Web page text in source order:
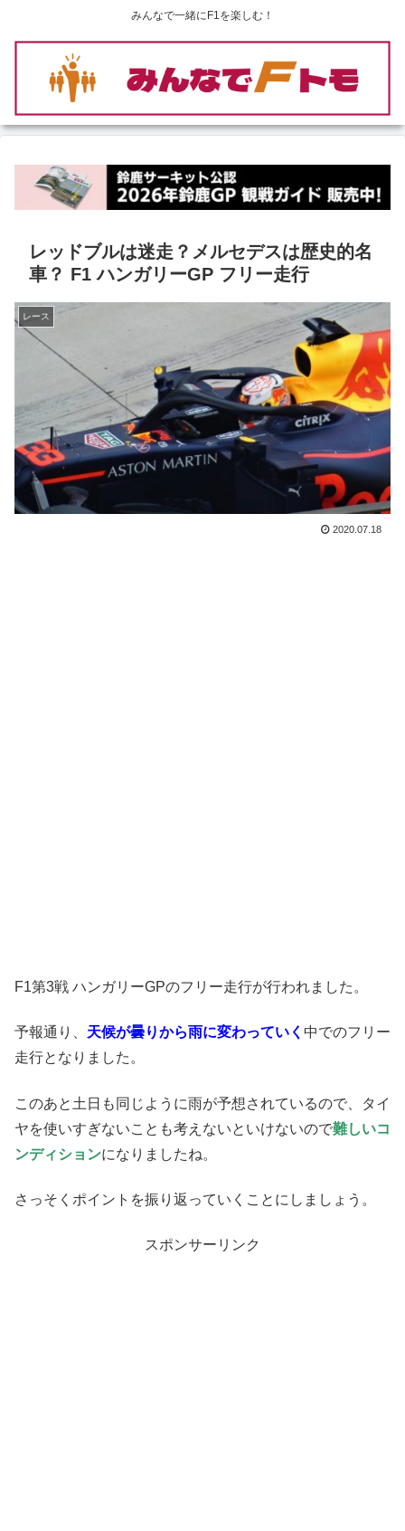
みんなで一緒にF1を楽しむ！
レッドブルは迷走？メルセデスは歴史的名
車？ F1 ハンガリーGP フリー走行
レース
2020.07.18
F1第3戦 ハンガリーGPのフリー走行が行われました。
予報通り、 天候が曇りから雨に変わっていく 中でのフリー
走行となりました。
このあと土日も同じように雨が予想されているので、タイ
ヤを使いすぎないことも考えないといけないので難しいコ
ンディションになりましたね。
さっそくポイントを振り返っていくことにしましょう。
スポンサーリンク